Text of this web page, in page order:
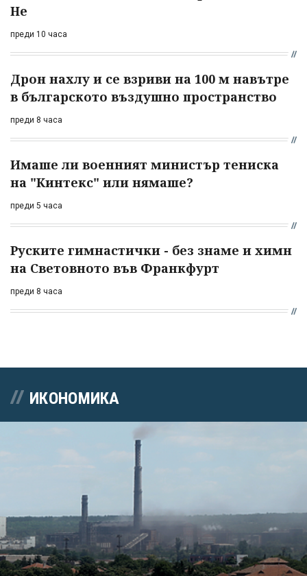
Не
преди 10 часа
Дрон нахлу и се взриви на 100 м навътре
в българското въздушно пространство
преди 8 часа
Имаше ли военният министър тениска
на "Кинтекс" или нямаше?
преди 5 часа
Руските гимнастички - без знаме и химн
на Световното във Франкфурт
преди 8 часа
ИКОНОМИКА